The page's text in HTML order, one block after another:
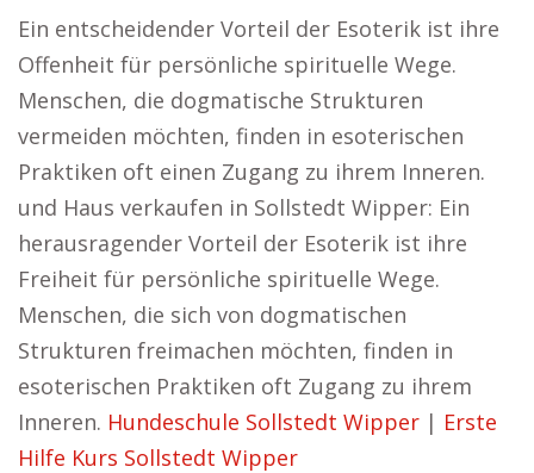
Ein entscheidender Vorteil der Esoterik ist ihre
Offenheit für persönliche spirituelle Wege.
Menschen, die dogmatische Strukturen
vermeiden möchten, finden in esoterischen
Praktiken oft einen Zugang zu ihrem Inneren.
und Haus verkaufen in Sollstedt Wipper: Ein
herausragender Vorteil der Esoterik ist ihre
Freiheit für persönliche spirituelle Wege.
Menschen, die sich von dogmatischen
Strukturen freimachen möchten, finden in
esoterischen Praktiken oft Zugang zu ihrem
Inneren. Hundeschule Sollstedt Wipper | Erste
Hilfe Kurs Sollstedt Wipper